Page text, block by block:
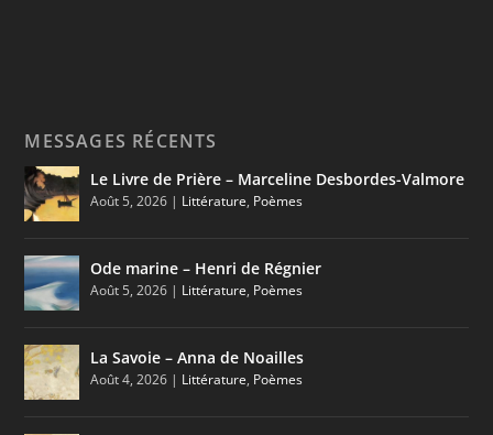
MESSAGES RÉCENTS
Le Livre de Prière – Marceline Desbordes-Valmore
Août 5, 2026 | Littérature, Poèmes
Ode marine – Henri de Régnier
Août 5, 2026 | Littérature, Poèmes
La Savoie – Anna de Noailles
Août 4, 2026 | Littérature, Poèmes